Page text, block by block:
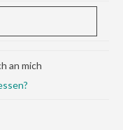
an mich